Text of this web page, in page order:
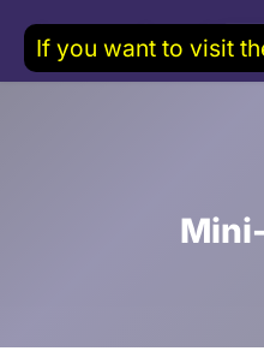
If you want to visit